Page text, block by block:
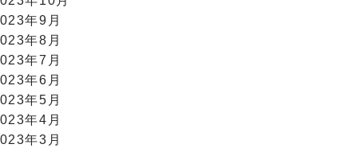
年9月
年8月
年7月
年6月
年5月
年4月
年3月